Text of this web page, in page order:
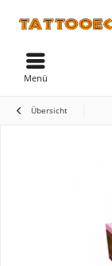
Menü
Übersicht